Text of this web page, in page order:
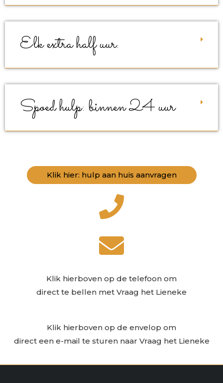
Elk extra half uur.
Spoed hulp: binnen 24 uur
Klik hier: hulp aan huis aanvragen
Klik hierboven op de telefoon om
direct te bellen met Vraag het Lieneke
Klik hierboven op de envelop om
direct een e-mail te sturen naar Vraag het Lieneke